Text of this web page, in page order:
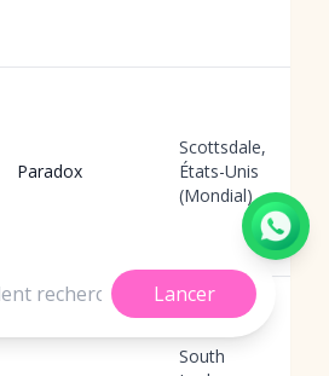
Paradox
Scottsdale,
États-Unis
(Mondial)
South
Lancer